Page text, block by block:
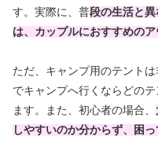
す。実際に、普段の生活と
は、カップルにおすすめの
ただ、キャンプ用のテント
でキャンプへ行くならどの
ます。また、初心者の場合、
しやすいのか分からず、困